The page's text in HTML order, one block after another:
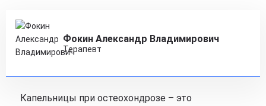
Фокин Александр Владимирович
Терапевт
Капельницы при остеохондрозе – это